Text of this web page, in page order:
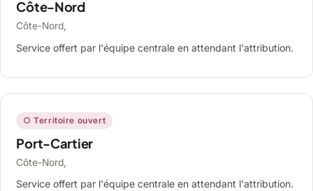
Côte-Nord
Côte-Nord,
Service offert par l'équipe centrale en attendant l'attribution.
○ Territoire ouvert
Port-Cartier
Côte-Nord,
Service offert par l'équipe centrale en attendant l'attribution.